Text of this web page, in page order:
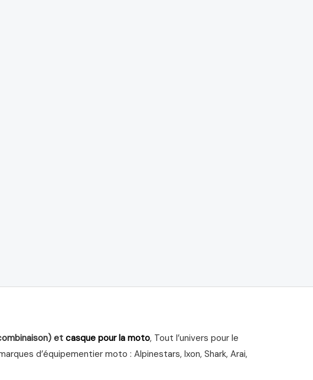
et casque pour la moto, Tout l’univers pour le
d’équipementier moto : Alpinestars, Ixon, Shark, Arai,